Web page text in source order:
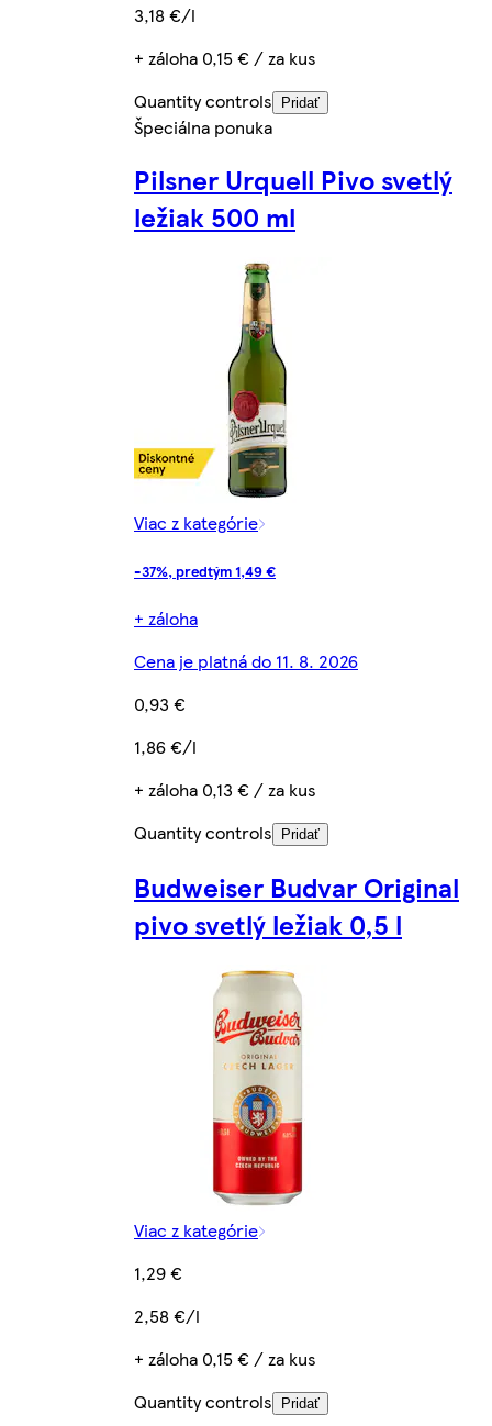
3,18 €/l
+ záloha 0,15 € / za kus
Quantity controls
Pridať
Špeciálna ponuka
Pilsner Urquell Pivo svetlý
ležiak 500 ml
Viac z kategórie
-37%, predtým 1,49 €
+ záloha
Cena je platná do 11. 8. 2026
0,93 €
1,86 €/l
+ záloha 0,13 € / za kus
Quantity controls
Pridať
Budweiser Budvar Original
pivo svetlý ležiak 0,5 l
Viac z kategórie
1,29 €
2,58 €/l
+ záloha 0,15 € / za kus
Quantity controls
Pridať